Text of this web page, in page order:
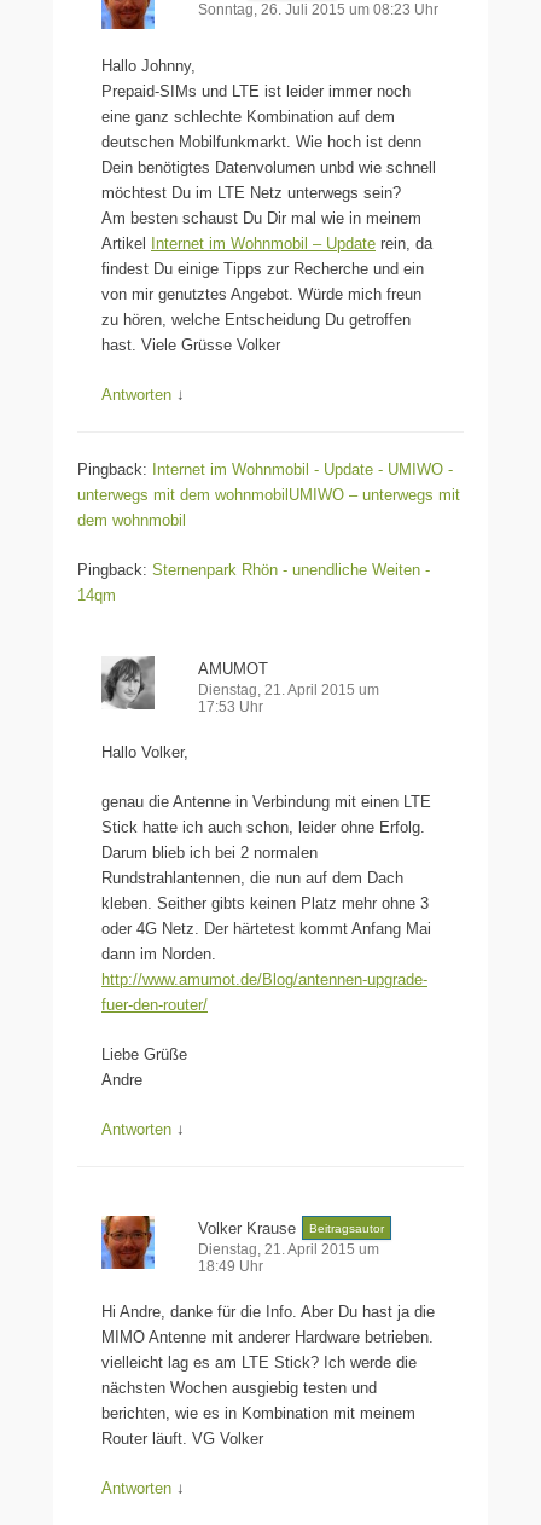
Sonntag, 26. Juli 2015 um 08:23 Uhr
Hallo Johnny,
Prepaid-SIMs und LTE ist leider immer noch
eine ganz schlechte Kombination auf dem
deutschen Mobilfunkmarkt. Wie hoch ist denn
Dein benötigtes Datenvolumen unbd wie schnell
möchtest Du im LTE Netz unterwegs sein?
Am besten schaust Du Dir mal wie in meinem
Artikel
Internet im Wohnmobil – Update rein, da
findest Du einige Tipps zur Recherche und ein
von mir genutztes Angebot. Würde mich freun
zu hören, welche Entscheidung Du getroffen
hast. Viele Grüsse Volker
Antworten ↓
Pingback: Internet im Wohnmobil - Update - UMIWO -
unterwegs mit dem wohnmobilUMIWO – unterwegs mit
dem wohnmobil
Pingback: Sternenpark Rhön - unendliche Weiten -
14qm
AMUMOT
Dienstag, 21. April 2015 um
17:53 Uhr
Hallo Volker,
genau die Antenne in Verbindung mit einen LTE
Stick hatte ich auch schon, leider ohne Erfolg.
Darum blieb ich bei 2 normalen
Rundstrahlantennen, die nun auf dem Dach
kleben. Seither gibts keinen Platz mehr ohne 3
oder 4G Netz. Der härtetest kommt Anfang Mai
dann im Norden.
http://www.amumot.de/Blog/antennen-upgrade-
fuer-den-router/
Liebe Grüße
Andre
Antworten ↓
Volker Krause Beitragsautor
Dienstag, 21. April 2015 um
18:49 Uhr
Hi Andre, danke für die Info. Aber Du hast ja die
MIMO Antenne mit anderer Hardware betrieben.
vielleicht lag es am LTE Stick? Ich werde die
nächsten Wochen ausgiebig testen und
berichten, wie es in Kombination mit meinem
Router läuft. VG Volker
Antworten ↓